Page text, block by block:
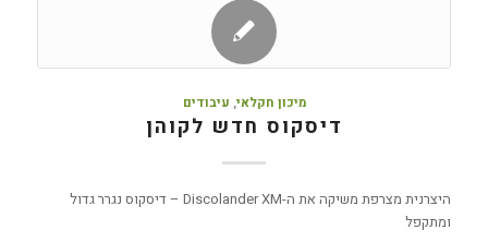
מיכון חקלאי, עיבודים
דיסקוס חדש לקוהן
היצרנית מצרפת משיקה את ה-Discolander XM – דיסקוס נגרר גדול
ומתקפל